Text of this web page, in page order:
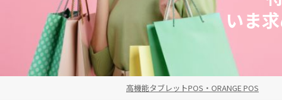
機能一覧
棚卸アプリ
ディスプレイ
アウトドア・釣具
酒販・ワイン
サービス
いま
高機能タブレットPOS・ORANGE POS